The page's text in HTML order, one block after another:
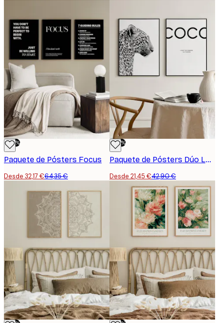
-50%
Paquete de Pósters Focus
Desde 32,17 €64,35 €
-50%
Paquete de Pósters Dúo Leopardo
Desde 21,45 €42,90 €